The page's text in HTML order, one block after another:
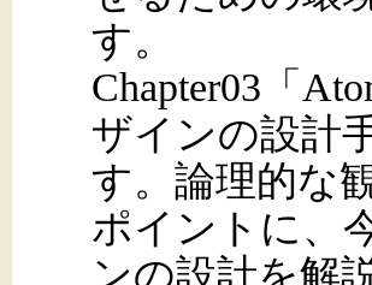
す。
Chapter03「
ザインの設計
す。論理的な
ポイントに、
ンの設計を解